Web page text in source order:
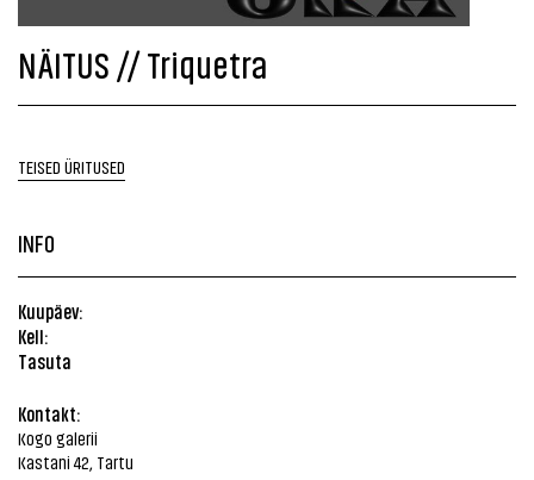
NÄITUS // Triquetra
TEISED ÜRITUSED
INFO
Kuupäev:
Kell:
Tasuta
Kontakt:
Kogo galerii
Kastani 42, Tartu